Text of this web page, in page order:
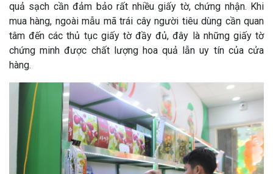
quả sạch cần đảm bảo rất nhiều giấy tờ, chứng nhận. Khi
mua hàng, ngoài mẫu mã trái cây người tiêu dùng cần quan
tâm đến các thủ tục giấy tờ đầy đủ, đây là những giấy tờ
chứng minh được chất lượng hoa quả lẫn uy tín của cửa
hàng.